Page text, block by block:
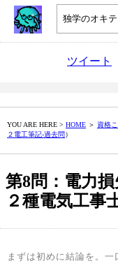
ツイート
YOU ARE HERE > HOME ＞ 資格
２電工筆記‐過去問）
第8問：電力損
２種電気工事
まずは初めに結論を。一